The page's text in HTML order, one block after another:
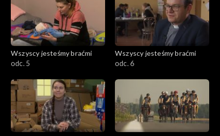
Wszyscy jesteśmy braćmi
odc. 5
Wszyscy jesteśmy braćmi
odc. 6